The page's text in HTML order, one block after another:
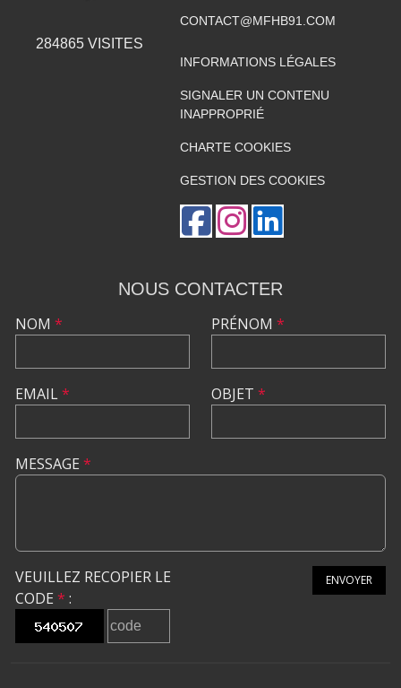
284865 VISITES
CONTACT@MFHB91.COM
INFORMATIONS LÉGALES
SIGNALER UN CONTENU
INAPPROPRIÉ
CHARTE COOKIES
GESTION DES COOKIES
NOUS CONTACTER
NOM *
EMAIL*
PRÉNOM *
OBJET *
MESSAGE *
VEUILLEZ RECOPIER LE
CODE * :
ENVOYER